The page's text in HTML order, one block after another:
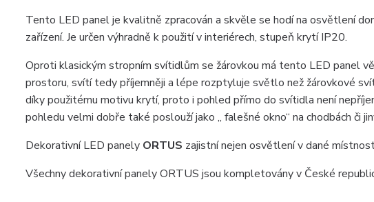
Tento LED panel je kvalitně zpracován a skvěle se hodí na osvětlení
zařízení. Je určen výhradně k použití v interiérech, stupeň krytí IP20.
Oproti klasickým stropním svítidlům se žárovkou má tento LED panel
prostoru, svítí tedy příjemněji a lépe rozptyluje světlo než žárovkové
díky použitému motivu krytí, proto i pohled přímo do svítidla není
pohledu velmi dobře také poslouží jako „ falešné okno“ na chodbách či
Dekorativní LED panely ORTUS zajistní nejen osvětlení v dané
Všechny dekorativní panely ORTUS jsou kompletovány v České